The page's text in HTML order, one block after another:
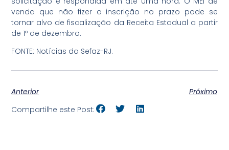
venda que não fizer a inscrição no prazo pode se
tornar alvo de fiscalização da Receita Estadual a partir
de 1º de dezembro.
FONTE: Notícias da Sefaz-RJ.
Anterior
Próximo
Compartilhe este Post: